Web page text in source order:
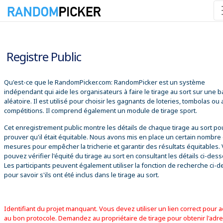
Registre Public
Qu'est-ce que le RandomPicker.com: RandomPicker est un système
indépendant qui aide les organisateurs à faire le tirage au sort sur une
aléatoire. Il est utilisé pour choisir les gagnants de loteries, tombolas ou
compétitions. Il comprend également un module de tirage sport.
Cet enregistrement public montre les détails de chaque tirage au sort
prouver qu'il était équitable. Nous avons mis en place un certain nombre
mesures pour empêcher la tricherie et garantir des résultats équitables.
pouvez vérifier l'équité du tirage au sort en consultant les détails ci-
Les participants peuvent également utiliser la fonction de recherche ci-
pour savoir s'ils ont été inclus dans le tirage au sort.
Identifiant du projet manquant. Vous devez utiliser un lien correct pour
au bon protocole. Demandez au propriétaire de tirage pour obtenir